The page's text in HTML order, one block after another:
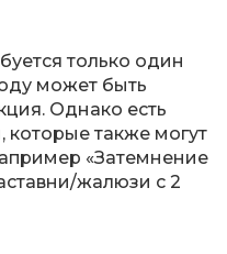
только один
может быть
Однако есть
также могут
«Затемнение
жалюзи с 2